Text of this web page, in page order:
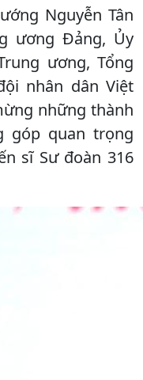
Nguyễn Tân
ương Đảng, Ủy
ương, Tổng
nhân dân Việt
những thành
góp quan trọng
sĩ Sư đoàn 316